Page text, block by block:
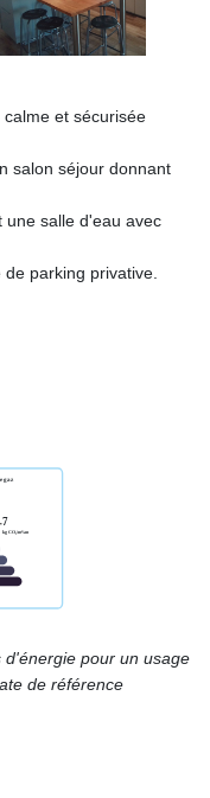
et sécurisée
salon séjour donnant
une salle d'eau avec
parking privative.
pour un usage
de référence